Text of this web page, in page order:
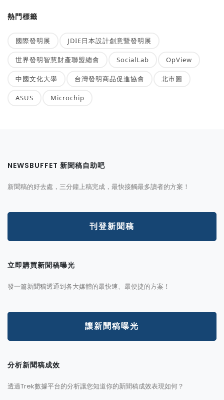
熱門標籤
國際發明展 JDIE日本設計創意暨發明展
世界發明智慧財產聯盟總會 SocialLab OpView
中國文化大學 台灣發明商品促進協會 北市圖
ASUS Microchip
NEWSBUFFET 新聞稿自助吧
新聞稿的好去處，三分鐘上稿完成，最快接觸最多讀者的方案！
刊登新聞稿
立即購買新聞稿曝光
發一篇新聞稿透通到各大媒體的最快速、最便捷的方案！
讓新聞稿曝光
分析新聞稿成效
透過Trek數據平台的分析讓您知道你的新聞稿成效表現如何？